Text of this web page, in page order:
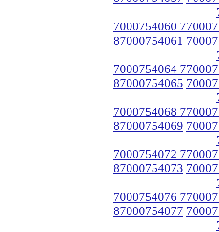
7000754060
87000754061
7000754064
87000754065
7000754068
87000754069
7000754072
87000754073
7000754076
87000754077